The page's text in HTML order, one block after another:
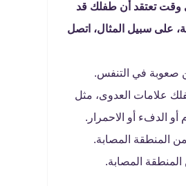
وقت تعتقد أن طفلك قد
على سبيل المثال، اتصل
صعوبة في التنفس.
علامات العدوى، مثل
أو الدفء أو الاحمرار.
المنطقة المصابة.
المصابة.